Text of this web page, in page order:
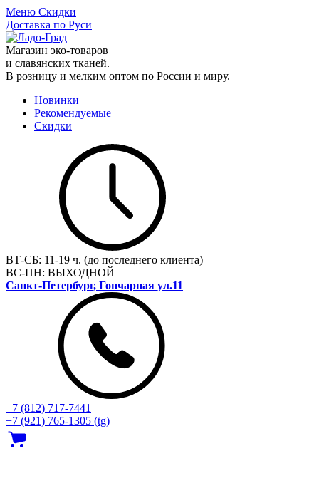
Меню Скидки
Доставка по Руси
Магазин эко-товаров
и славянских тканей.
В розницу и мелким оптом по России и миру.
Новинки
Рекомендуемые
Скидки
ВТ-СБ: 11-19 ч. (до последнего клиента)
ВС-ПН: ВЫХОДНОЙ
Санкт-Петербург, Гончарная ул.11
+7 (812) 717‑7441
+7 (921) 765-1305 (tg)